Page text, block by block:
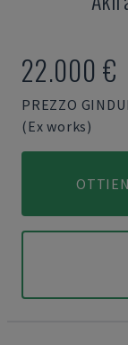
22.000 €
PREZZO
(Ex works)